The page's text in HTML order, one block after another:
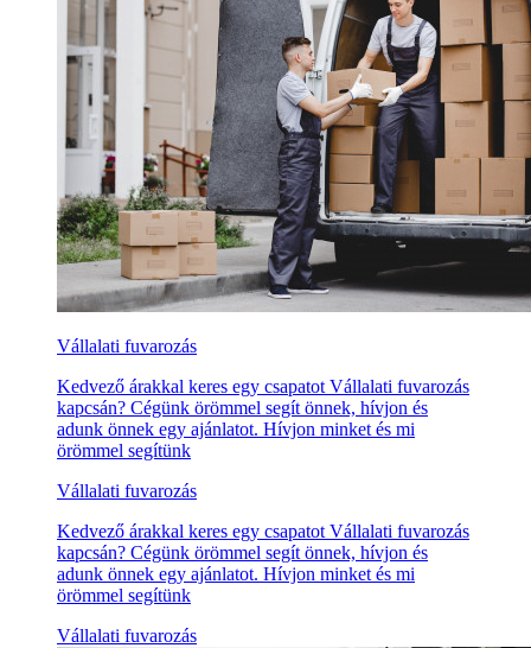
Vállalati fuvarozás
Kedvező árakkal keres egy csapatot Vállalati fuvarozás
kapcsán? Cégünk örömmel segít önnek, hívjon és
adunk önnek egy ajánlatot. Hívjon minket és mi
örömmel segítünk
Vállalati fuvarozás
Kedvező árakkal keres egy csapatot Vállalati fuvarozás
kapcsán? Cégünk örömmel segít önnek, hívjon és
adunk önnek egy ajánlatot. Hívjon minket és mi
örömmel segítünk
Vállalati fuvarozás